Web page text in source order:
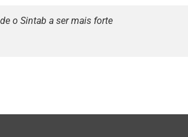
o Sintab a ser mais forte